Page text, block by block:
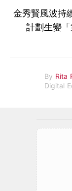
金秀賢風波持
計劃生變
By Rita
Digital